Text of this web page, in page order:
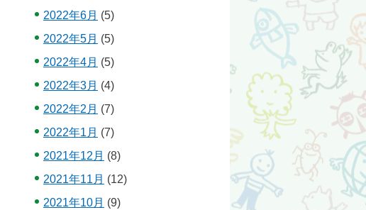
2022年6月 (5)
2022年5月 (5)
2022年4月 (5)
2022年3月 (4)
2022年2月 (7)
2022年1月 (7)
2021年12月 (8)
2021年11月 (12)
2021年10月 (9)